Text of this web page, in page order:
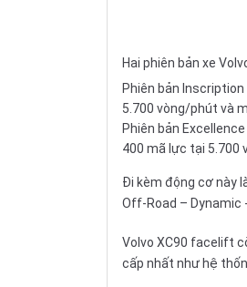
Hai phiên bản xe
Phiên bản
5.700 vòng/phút và
Phiên bản
400 mã lực tại 5.700
Đi kèm động cơ này
Off-Road – Dynamic
Volvo XC90 facelift
cấp nhất như hệ